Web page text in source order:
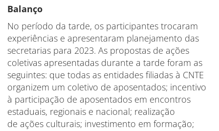
Balanço
No período da tarde, os participantes trocaram
experiências e apresentaram planejamento das
secretarias para 2023. As propostas de ações
coletivas apresentadas durante a tarde foram as
seguintes: que todas as entidades filiadas à CNTE
organizem um coletivo de aposentados; incentivo
à participação de aposentados em encontros
estaduais, regionais e nacional; realização
de ações culturais; investimento em formação;